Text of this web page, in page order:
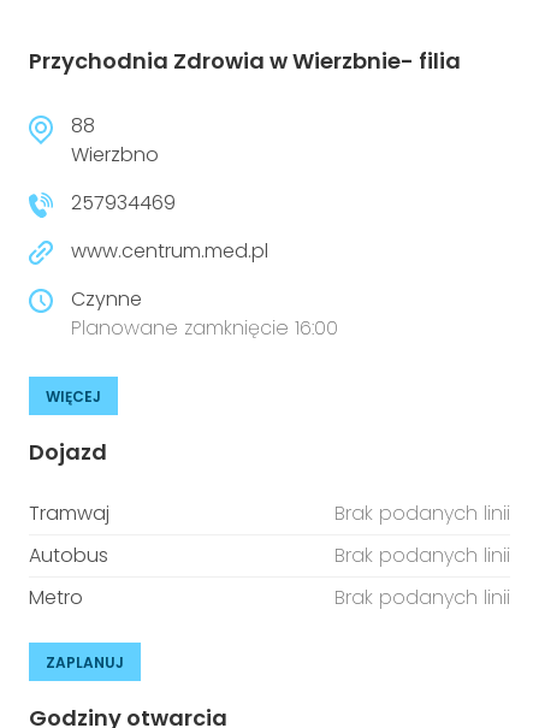
Przychodnia Zdrowia w Wierzbnie- filia
88
Wierzbno
257934469
www.centrum.med.pl
Czynne
Planowane zamknięcie 16:00
WIĘCEJ
Dojazd
Tramwaj
Brak podanych linii
Autobus
Brak podanych linii
Metro
Brak podanych linii
ZAPLANUJ
Godziny otwarcia